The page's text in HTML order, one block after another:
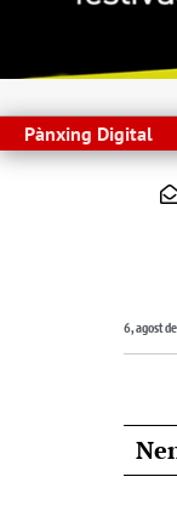
Pànxing Digital
6, agost